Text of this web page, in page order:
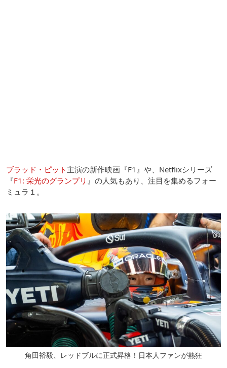
ブラッド・ピット 主演の新作映画『F1』や、Netflixシリーズ
『F1: 栄光のグランプリ 』の人気もあり、注目を集めるフォー
ミュラ１。
角田裕毅、レッドブルに正式昇格！日本人ファンが熱狂